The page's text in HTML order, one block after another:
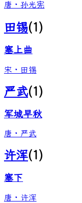
唐 · 孙光宪
田锡(1)
塞上曲
宋 · 田锡
严武(1)
军城早秋
唐 · 严武
许浑(1)
塞下
唐 · 许浑